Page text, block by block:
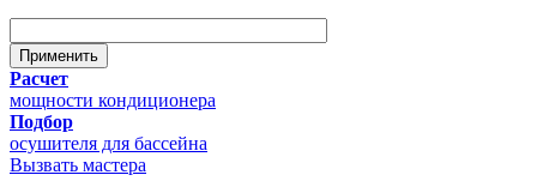
Расчет
мощности кондиционера
Подбор
осушителя для бассейна
Вызвать мастера